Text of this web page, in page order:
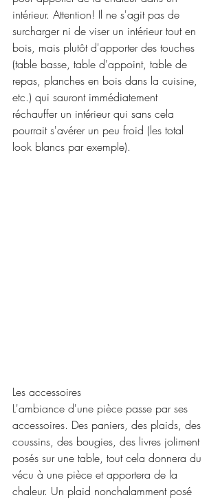
intérieur. Attention! Il ne s'agit pas de
surcharger ni de viser un intérieur tout en
bois, mais plutôt d'apporter des touches
(table basse, table d'appoint, table de
repas, planches en bois dans la cuisine,
etc.) qui sauront immédiatement
réchauffer un intérieur qui sans cela
pourrait s'avérer un peu froid (les total
look blancs par exemple).
Les accessoires
L'ambiance d'une pièce passe par ses
accessoires. Des paniers, des plaids, des
coussins, des bougies, des livres joliment
posés sur une table, tout cela donnera du
vécu à une pièce et apportera de la
chaleur. Un plaid nonchalamment posé